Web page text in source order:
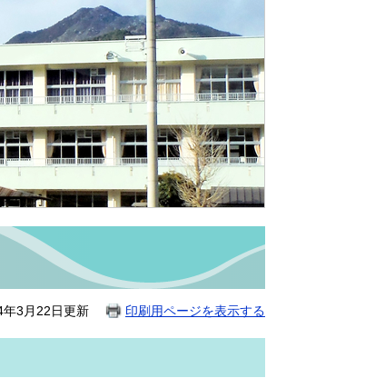
3月22日更新 印刷用ページを表示する